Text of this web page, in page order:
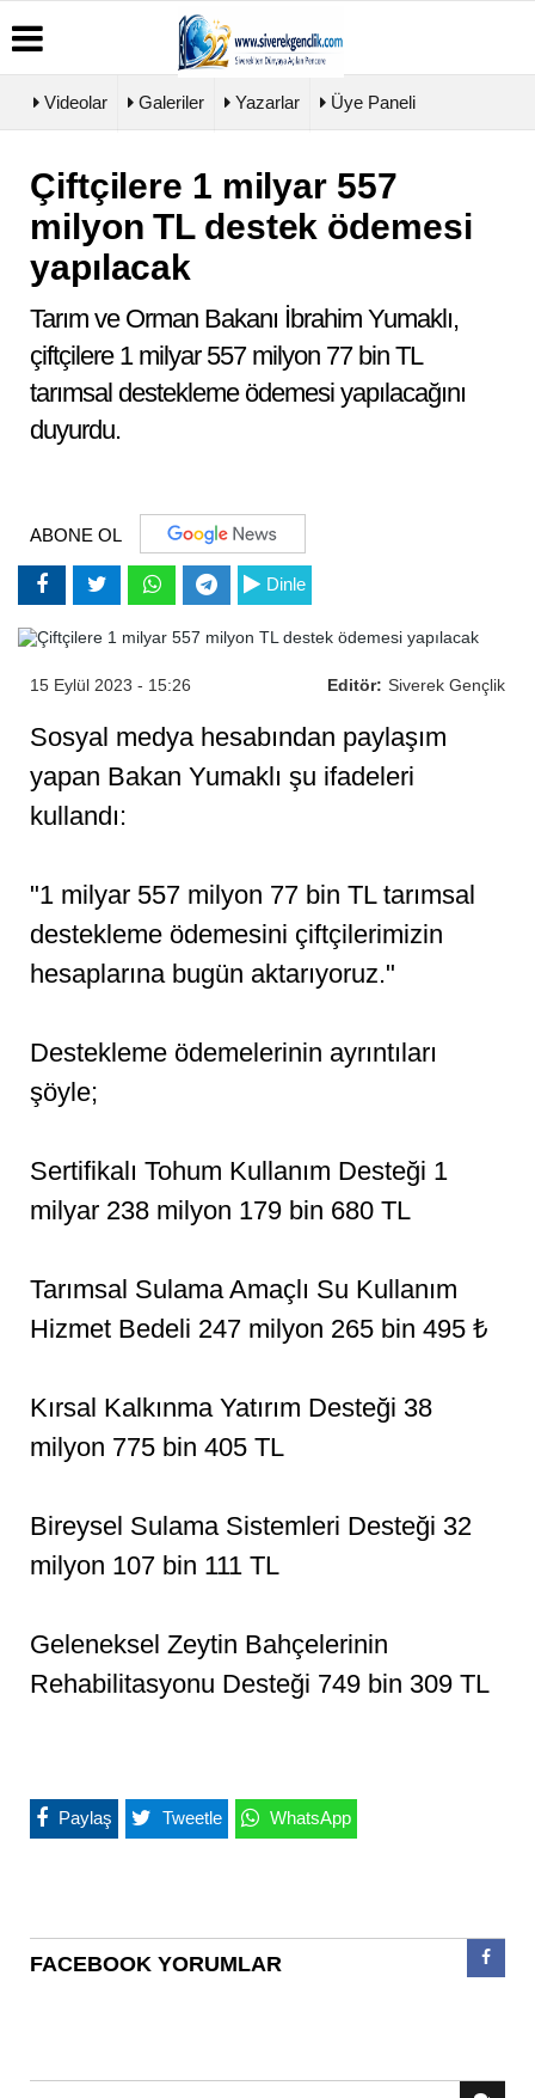
Üye
Paneli
Haber
Arşivi
Haberleri
Biyografiler
Köşe
Yazarları
Video
Galeri
İletişim
İlkeleri
Videolar Galeriler Yazarlar Üye Paneli
Çiftçilere 1 milyar 557
milyon TL destek ödemesi
yapılacak
Tarım ve Orman Bakanı İbrahim Yumaklı,
çiftçilere 1 milyar 557 milyon 77 bin TL
tarımsal destekleme ödemesi yapılacağını
duyurdu.
ABONE OL
Dinle
Editör: Siverek Gençlik
15 Eylül 2023 - 15:26
Sosyal medya hesabından paylaşım
yapan Bakan Yumaklı şu ifadeleri
kullandı:
"1 milyar 557 milyon 77 bin TL tarımsal
destekleme ödemesini çiftçilerimizin
hesaplarına bugün aktarıyoruz."
Destekleme ödemelerinin ayrıntıları
şöyle;
Sertifikalı Tohum Kullanım Desteği 1
milyar 238 milyon 179 bin 680 TL
Tarımsal Sulama Amaçlı Su Kullanım
Hizmet Bedeli 247 milyon 265 bin 495 ₺
Kırsal Kalkınma Yatırım Desteği 38
milyon 775 bin 405 TL
Bireysel Sulama Sistemleri Desteği 32
milyon 107 bin 111 TL
Geleneksel Zeytin Bahçelerinin
Rehabilitasyonu Desteği 749 bin 309 TL
Paylaş Tweetle WhatsApp
FACEBOOK YORUMLAR